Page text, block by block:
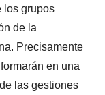
los grupos
de la
Precisamente
en una
las gestiones